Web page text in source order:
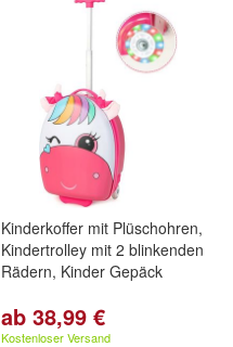
Kinderkoffer mit Plüschohren,
Kindertrolley mit 2 blinkenden
Rädern, Kinder Gepäck
ab 38,99 €
Kostenloser Versand